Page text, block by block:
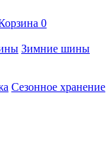
0
Зимние шины
Сезонное хранение